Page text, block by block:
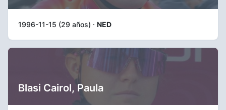
1996-11-15 (29 años) · NED
Blasi Cairol, Paula